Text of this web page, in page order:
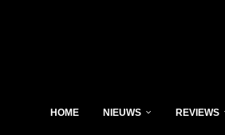
HOME NIEUWS REVIEWS